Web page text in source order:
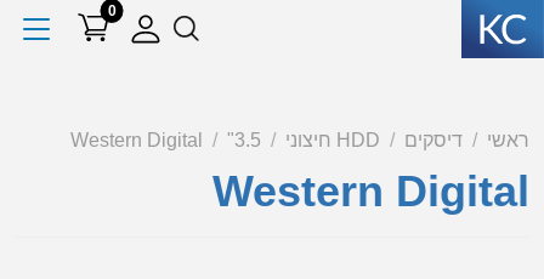
0
ראשי דיסקים HDD חיצוני 3.5"
Western Digital
Western Digital